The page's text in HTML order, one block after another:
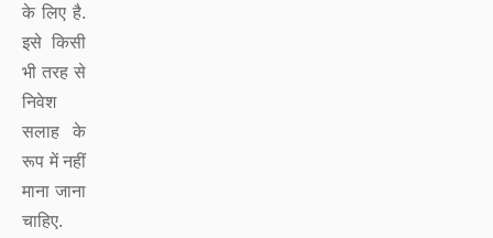
के लिए है.
इसे किसी
भी तरह से
निवेश
सलाह के
रूप में नहीं
माना जाना
चाहिए.